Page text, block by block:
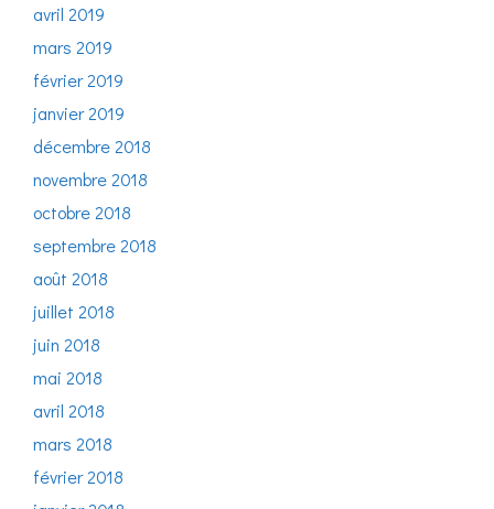
avril 2019
mars 2019
février 2019
janvier 2019
décembre 2018
novembre 2018
octobre 2018
septembre 2018
août 2018
juillet 2018
juin 2018
mai 2018
avril 2018
mars 2018
février 2018